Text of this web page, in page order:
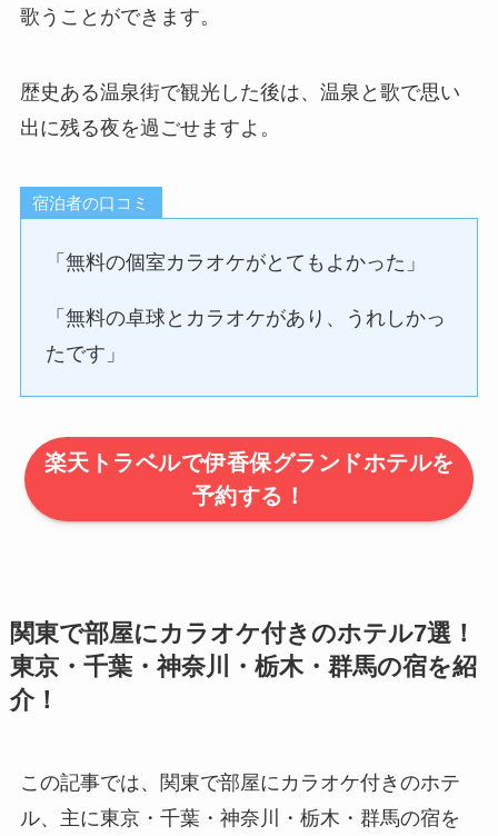
歌うことができます。
歴史ある温泉街で観光した後は、温泉と歌で思い
出に残る夜を過ごせますよ。
宿泊者の口コミ
「無料の個室カラオケがとてもよかった」
「無料の卓球とカラオケがあり、うれしかっ
たです」
楽天トラベルで伊香保グランドホテルを
予約する！
関東で部屋にカラオケ付きのホテル7選！
東京・千葉・神奈川・栃木・群馬の宿を紹
介！
この記事では、関東で部屋にカラオケ付きのホテ
ル、主に東京・千葉・神奈川・栃木・群馬の宿を